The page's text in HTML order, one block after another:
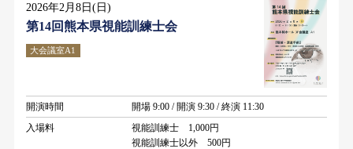
2026年2月8日(日)
第14回熊本県視能訓練士会
大会議室A1
開演時間
開場 9:00 / 開演 9:30 / 終演 11:30
入場料
視能訓練士 1,000円
視能訓練士以外 500円